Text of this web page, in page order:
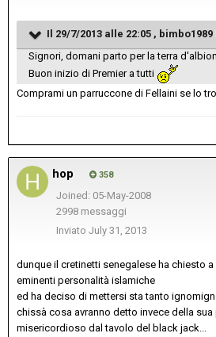
Il 29/7/2013 alle 22:05 ,
Signori, domani parto per la terra
Buon inizio di Premier a tutti
Comprami un parruccone di Fellaini se lo
hop 358
Joined: 05-May-2008
2998 messaggi
Inviato July 31, 2013
dunque il cretinetti senegalese ha chiesto
eminenti personalità islamiche
ed ha deciso di mettersi sta tanto
chissà cosa avranno detto invece della sua
misericordioso dal tavolo del black jack...